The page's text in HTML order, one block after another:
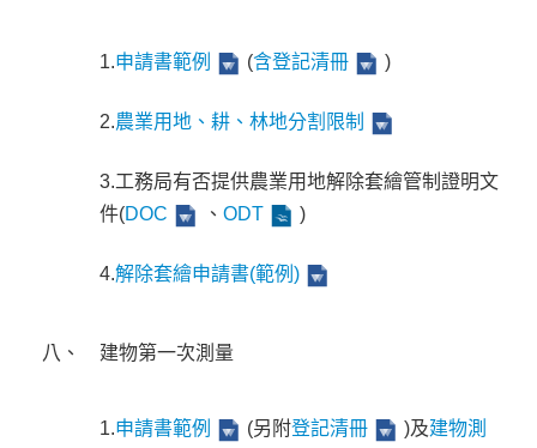
1.申請書範例 (含登記清冊 )
2.農業用地、耕、林地分割限制
3.工務局有否提供農業用地解除套繪管制證明文
件(DOC 、 ODT )
4.解除套繪申請書(範例)
八、 建物第一次測量
1.申請書範例 (另附登記清冊 )及建物測